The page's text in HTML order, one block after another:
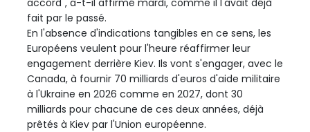
fait par le passé.
En l'absence d'indications tangibles en ce sens, les
Européens veulent pour l'heure réaffirmer leur
engagement derrière Kiev. Ils vont s'engager, avec le
Canada, à fournir 70 milliards d'euros d'aide militaire
à l'Ukraine en 2026 comme en 2027, dont 30
milliards pour chacune de ces deux années, déjà
prêtés à Kiev par l'Union européenne.